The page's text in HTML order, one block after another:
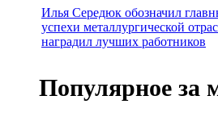
Илья Середюк обозначил
успехи металлургической
наградил лучших работников
Популярное за